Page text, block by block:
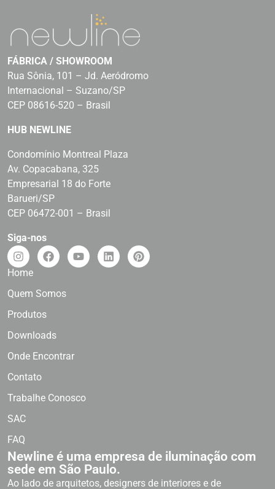
FÁBRICA / SHOWROOM
Rua Sônia, 101 – Jd. Aeródromo
Internacional – Suzano/SP
CEP 08616-520 – Brasil
HUB NEWLINE
Condomínio Montreal Plaza
Av. Copacabana, 325
Empresarial 18 do Forte
Barueri/SP
CEP 06472-001 – Brasil
Siga-nos
Home
Quem Somos
Produtos
Downloads
Onde Encontrar
Contato
Trabalhe Conosco
SAC
FAQ
Newline é uma empresa de iluminação com
sede em São Paulo.
Ao lado de arquitetos, designers de interiores e de